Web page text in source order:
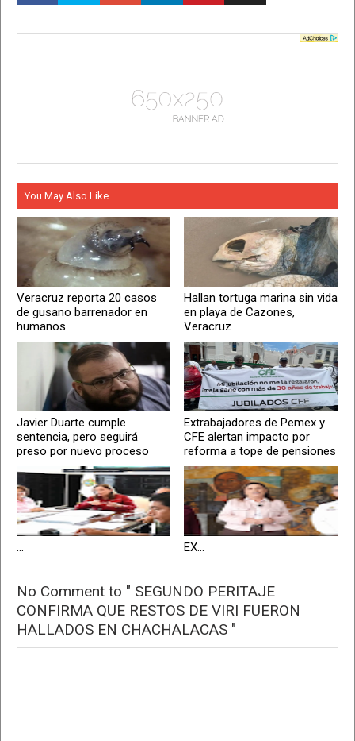
You May Also Like
Veracruz reporta 20 casos
de gusano barrenador en
humanos
Hallan tortuga marina sin vida
en playa de Cazones,
Veracruz
Javier Duarte cumple
sentencia, pero seguirá
preso por nuevo proceso
Extrabajadores de Pemex y
CFE alertan impacto por
reforma a tope de pensiones
... EX...
No Comment to " SEGUNDO PERITAJE
CONFIRMA QUE RESTOS DE VIRI FUERON
HALLADOS EN CHACHALACAS "